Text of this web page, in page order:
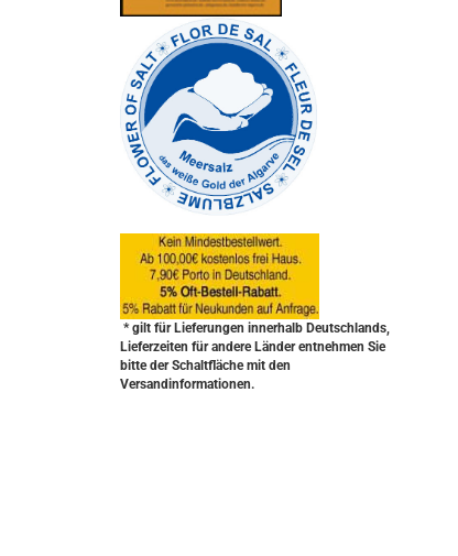
* gilt für Lieferungen innerhalb Deutschlands,
Lieferzeiten für andere Länder entnehmen Sie
bitte der Schaltfläche mit den
Versandinformationen.